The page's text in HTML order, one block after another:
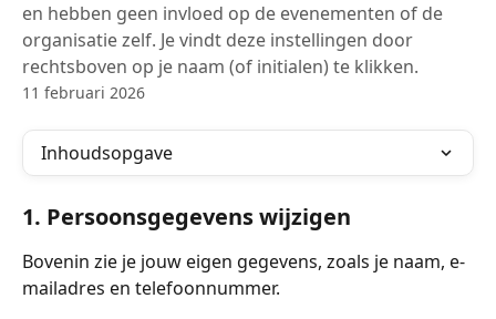
en hebben geen invloed op de evenementen of de
organisatie zelf. Je vindt deze instellingen door
rechtsboven op je naam (of initialen) te klikken.
11 februari 2026
Inhoudsopgave
1. Persoonsgegevens wijzigen
Bovenin zie je jouw eigen gegevens, zoals je naam, e-
mailadres en telefoonnummer.